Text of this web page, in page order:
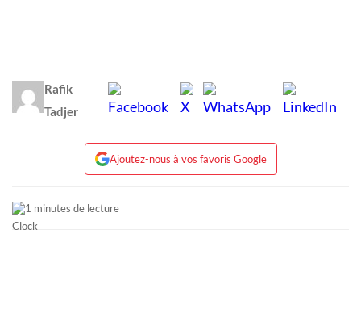
Rafik
Tadjer
Ajoutez-nous à vos favoris Google
1 minutes de lecture